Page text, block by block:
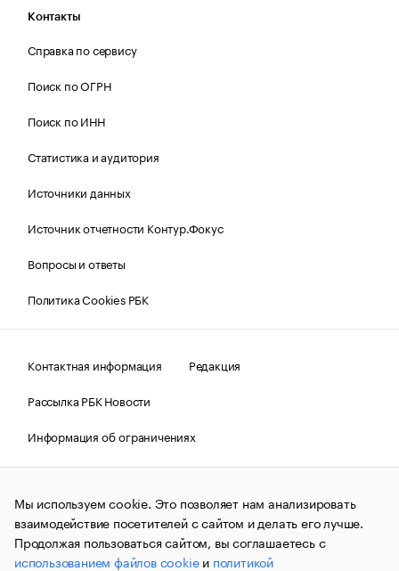
Контакты
Справка по сервису
Поиск по ОГРН
Поиск по ИНН
Статистика и аудитория
Источники данных
Источник отчетности Контур.Фокус
Вопросы и ответы
Политика Cookies РБК
Контактная информация
Редакция
Рассылка РБК Новости
Информация об ограничениях
Правовая информация
О соблюдении авторских прав
© АО «РОСБИЗНЕСКОНСАЛТИНГ»,1995–2026.Сообщения
и материалы информационного агентства «РБК»
(зарегистрировано Федеральной службой по надзору в сфере
связи, информационных технологий и массовых
коммуникаций (Роскомнадзор) 09.12.2015 за номером ИА
Мы используем cookie. Это позволяет нам анализировать
взаимодействие посетителей с сайтом и делать его лучше.
Продолжая пользоваться сайтом, вы соглашаетесь с
использованием файлов cookieи политикой